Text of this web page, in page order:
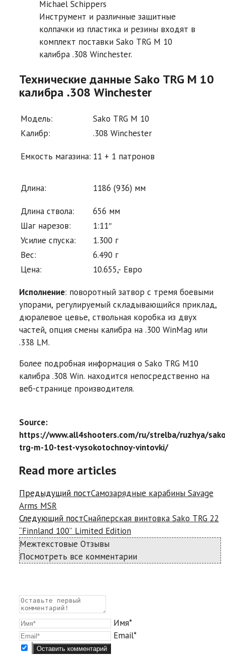
Michael Schippers
Инструмент и различные защитные
колпачки из пластика и резины входят в
комплект поставки Sako TRG M 10
калибра .308 Winchester.
Технические данные Sako TRG M 10
калибра .308 Winchester
Модель:
Sako TRG M 10
Калибр:
.308 Winchester
Емкость магазина: 11 + 1 патронов
Длина: 1186 (936) мм
Длина ствола:
656 мм
Шаг нарезов:
1:11″
Усилие спуска:
1.300 г
Вес:
6.490 г
Цена:
10.655,- Евро
Исполнение: поворотный затвор с тремя боевыми
упорами, регулируемый складывающийся приклад,
дюралевое цевье, ствольная коробка из двух
частей, опция смены калибра на .300 WinMag или
.338 LM.
Более подробная информация о Sako TRG M10
калибра .308 Win. находится непосредственно на
веб-странице производителя.
Source:
https://www.all4shooters.com/ru/strelba/ruzhya/
trg-m-10-test-vysokotochnoy-vintovki/
Read more articles
Предыдущий постСамозарядные карабины Savage
Arms MSR
Следующий постСнайперская винтовка Sako TRG 22
“Finnland 100” Limited Edition
Межтекстовые Отзывы
Посмотреть все комментарии
Имя*
Email*